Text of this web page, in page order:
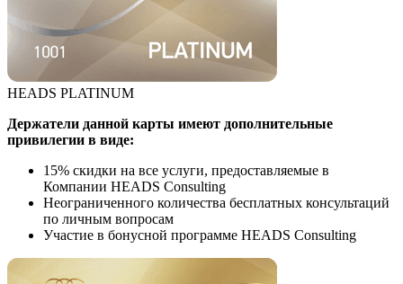
HEADS PLATINUM
Держатели данной карты имеют дополнительные
привилегии в виде:
15% скидки на все услуги, предоставляемые в
Компании HEADS Consulting
Неограниченного количества бесплатных консультаций
по личным вопросам
Участие в бонусной программе HEADS Consulting